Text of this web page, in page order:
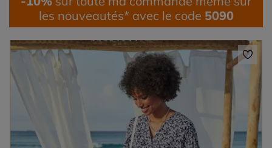
les nouveautés* avec le code 5090